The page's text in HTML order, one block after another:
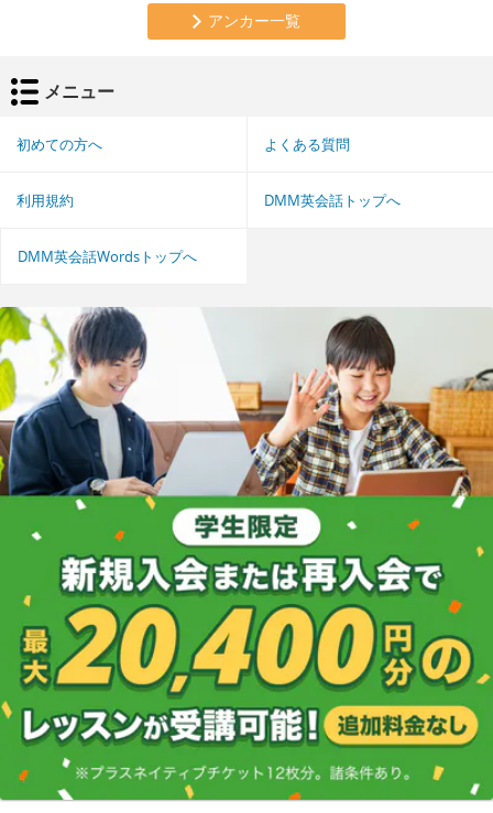
アンカー一覧
メニュー
初めての方へ よくある質問
利用規約 DMM英会話トップへ
DMM英会話Wordsトップへ